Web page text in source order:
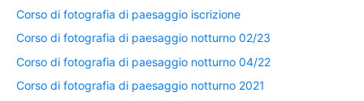
Corso di fotografia di paesaggio iscrizione
Corso di fotografia di paesaggio notturno 02/23
Corso di fotografia di paesaggio notturno 04/22
Corso di fotografia di paesaggio notturno 2021